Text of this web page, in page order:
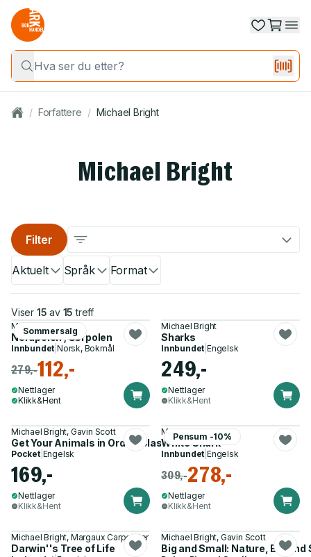
/ Forfattere / Michael Bright
Michael Bright
Aktuelt Språk Format
Filter
Viser 15 av 15 treff
Sommersalg
Michael Bright
Nordpolen ; Sørpolen
Innbundet |Norsk, Bokmål
279,-112,-
Nettlager
Klikk&Hent
Michael Bright
Sharks
Innbundet |Engelsk
249,-
Nettlager
Klikk&Hent
Michael Bright, Gavin Scott
Get Your Animals in Order: Classifying the Animal World
Pocket| Engelsk
169,-
Nettlager
Klikk&Hent
Pensum -10%
Michael Bright
White Shark
Innbundet |Engelsk
309,-278,-
Nettlager
Klikk&Hent
Michael Bright, Margaux Carpentier
Darwin''s Tree of Life
Michael Bright, Gavin Scott
Big and Small: Nature, Big and